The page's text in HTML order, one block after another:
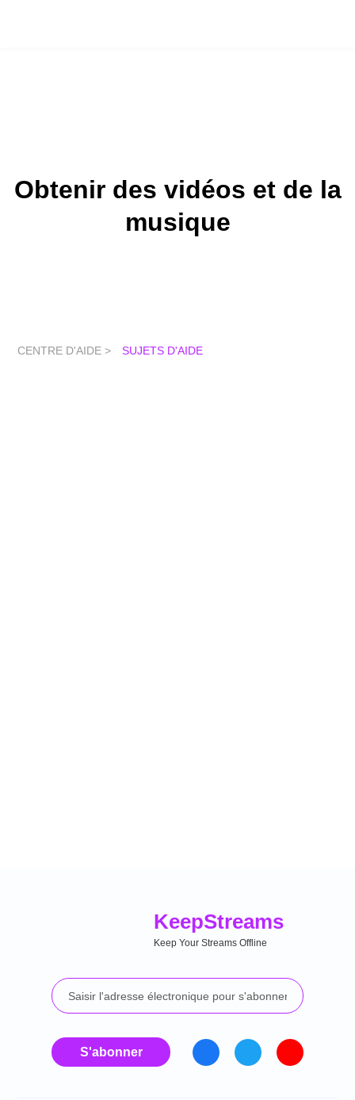
Obtenir des vidéos et de la
musique
CENTRE D'AIDE > SUJETS D'AIDE
KeepStreams
Keep Your Streams Offline
S'abonner